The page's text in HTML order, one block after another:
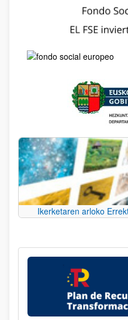
Ikerketaren arloko